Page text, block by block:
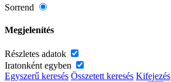
Sorrend
Megjelenítés
Részletes adatok
Iratonként egyben
Egyszerű keresés Összetett keresés Kifejezés